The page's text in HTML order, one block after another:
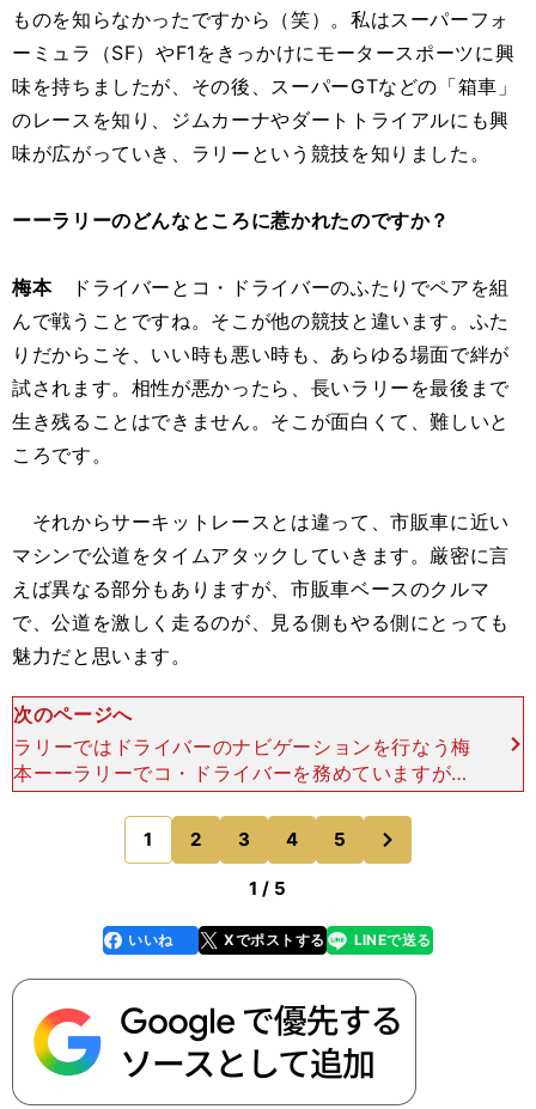
ものを知らなかったですから（笑）。私はスーパーフォ
ーミュラ（SF）やF1をきっかけにモータースポーツに興
味を持ちましたが、その後、スーパーGTなどの「箱車」
のレースを知り、ジムカーナやダートトライアルにも興
味が広がっていき、ラリーという競技を知りました。
ーーラリーのどんなところに惹かれたのですか？
梅本ドライバーとコ・ドライバーのふたりでペアを組
んで戦うことですね。そこが他の競技と違います。ふた
りだからこそ、いい時も悪い時も、あらゆる場面で絆が
試されます。相性が悪かったら、長いラリーを最後まで
生き残ることはできません。そこが面白くて、難しいと
ころです。
それからサーキットレースとは違って、市販車に近い
マシンで公道をタイムアタックしていきます。厳密に言
えば異なる部分もありますが、市販車ベースのクルマ
で、公道を激しく走るのが、見る側もやる側にとっても
魅力だと思います。
次のページへ
ラリーではドライバーのナビゲーションを行なう梅
本ーーラリーでコ・ドライバーを務めていますが、
どのような役割を果たすのですか？梅本 シンプル
に言うと、ドライバーのナビゲーションです。ラリ
ーはドライバーと
1 2 3 4 5
のページへ
1 / 5
faceboo
k
いいね Xでポストする
line LINEで送る